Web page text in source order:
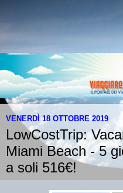
VENERDÌ 18 OTTOBRE 2019
LowCostTrip:
Miami Beach - 5
a soli 516€!